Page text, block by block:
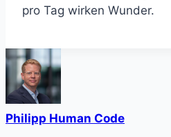
pro Tag wirken Wunder.
Philipp Human Code